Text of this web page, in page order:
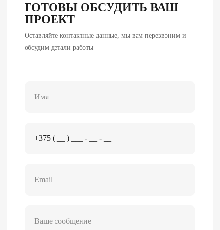
ГОТОВЫ ОБСУДИТЬ ВАШ
ПРОЕКТ
Оставляйте контактные данные, мы вам перезвоним и
обсудим детали работы